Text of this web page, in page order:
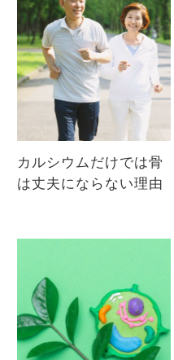
カルシウムだけでは骨
は丈夫にならない理由